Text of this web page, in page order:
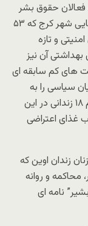
فعالان حقوق بشر
در ایران، زندانیان سیاسی محبوس در زندان رجایی شهر کرج که ۵۳
و تازه
آن نیز
های کم سابقه ای
سیاسی را به
اعتراض وادار ساخته است. هم اکنون دست کم ۱۸ زندانی در این
غذای اعتراضی
زندان اوین که
و روانه
نامه ای